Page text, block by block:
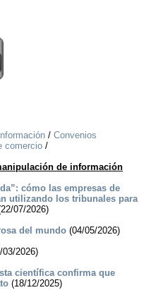
/ Convenios
comercio /
de información
cómo las empresas de
utilizando los tribunales para
07/2026)
del mundo (04/05/2026)
03/2026)
científica confirma que
(18/12/2025)